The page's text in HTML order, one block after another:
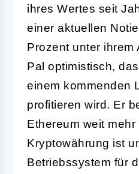
ihres Wertes seit
einer aktuellen
Prozent unter ihrem
Pal optimistisch,
einem kommenden
profitieren wird. Er
Ethereum weit
Kryptowährung ist
Betriebssystem für